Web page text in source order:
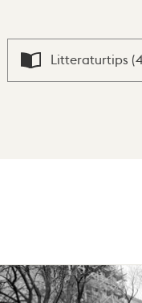
Litteraturtips (